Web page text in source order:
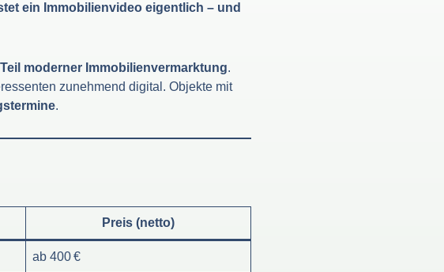
ein Immobilienvideo eigentlich – und
moderner Immobilienvermarktung.
zunehmend digital. Objekte mit
.
Preis (netto)
ab 400 €